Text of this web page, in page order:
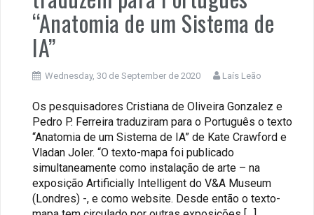
“Anatomia de um Sistema de
IA”
Wednesday, 30 de September de 2020 Laís Leão
Os pesquisadores Cristiana de Oliveira Gonzalez e
Pedro P. Ferreira traduziram para o Português o texto
“Anatomia de um Sistema de IA” de Kate Crawford e
Vladan Joler. “O texto-mapa foi publicado
simultaneamente como instalação de arte – na
exposição Artificially Intelligent do V&A Museum
(Londres) -, e como website. Desde então o texto-